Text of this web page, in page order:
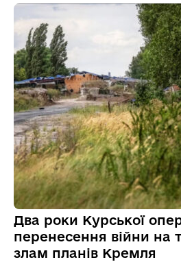
Два роки Курської
перенесення війни на
злам планів Кремля